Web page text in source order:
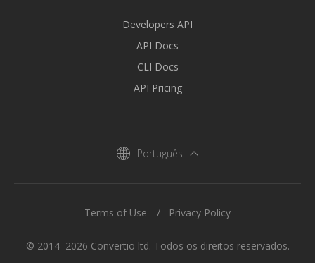
Developers API
API Docs
CLI Docs
API Pricing
Português
© 2014–2026 Convertio ltd. Todos os direitos reservados.
Terms of Use Privacy Policy